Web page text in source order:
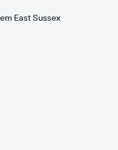
East Sussex